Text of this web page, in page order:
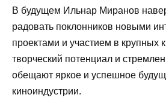
В будущем Ильнар Миранов
радовать поклонников новыми
проектами и участием в крупных
творческий потенциал и
обещают яркое и успешное
киноиндустрии.